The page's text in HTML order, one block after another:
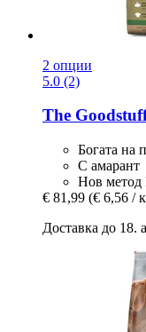
2 опции
5.0 (2)
The
Богата на
С амарант
Нов метод
€ 81,99 (€ 6,56 /
Доставка до 18.